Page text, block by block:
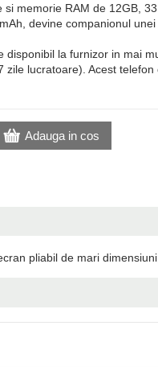
si memorie RAM de 12GB,
devine companionul
disponibil la furnizor in mai
zile lucratoare). Acest
Adauga in cos
pliabil de mari